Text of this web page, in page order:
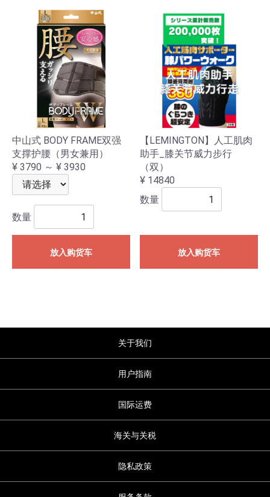
中山式 BODY FRAME双强
支撑护腰（男女兼用）
¥ 3790 ～ ¥ 3930
数量
放入购货车
【LEMINGTON】人工肌肉
助手_膝关节威力步行
（双）
¥ 14840
数量
放入购货车
关于我们
用户指南
国际运费
海关与关税
隐私政策